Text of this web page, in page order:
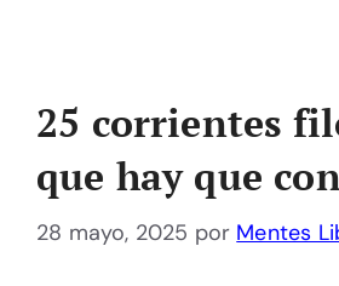
25 corrientes
que hay que
28 mayo, 2025 por Mentes